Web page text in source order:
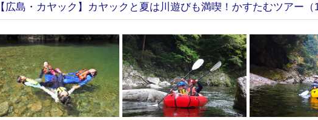
【広島・カヤック】カヤックと夏は川遊びも満喫！かすたむツアー（1